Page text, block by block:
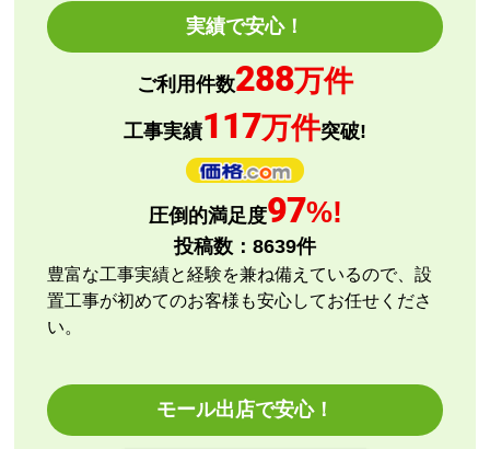
予定の期日までに商品が届きましたか？
商品の梱包は必要十分なものでしたか？
またこのショップを利用したいですか？
【注文商品】エアコン・クーラー 【注文
時期】2026年08月頃
【このショップを選んだ理由は？】
評価と価格
【その他感想・コメント】
エアコン本体の購入のみ（工事無し）でしたが、連絡
実績で安心！
ご利用件数288万件
工事実績117万件突破!
圧倒的満足度97%!
投稿数： 8639件
豊富な工事実績と経験を兼ね備えているので、設
置工事が初めてのお客様も安心してお任せくださ
い。
モール出店で安心！